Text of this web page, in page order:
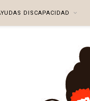
DISCAPACIDAD